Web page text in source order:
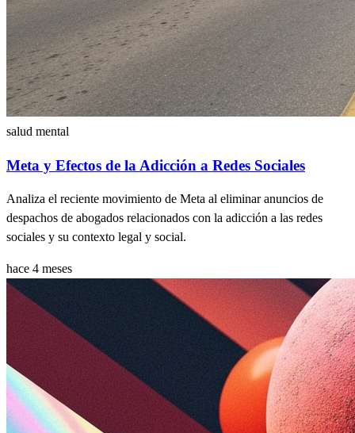
salud mental
Meta y Efectos de la Adicción a Redes Sociales
Analiza el reciente movimiento de Meta al eliminar anuncios de
despachos de abogados relacionados con la adicción a las redes
sociales y su contexto legal y social.
hace 4 meses